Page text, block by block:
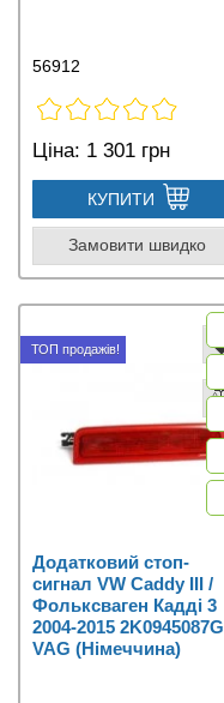
56912
Ціна: 1 301 грн
КУПИТИ
Замовити швидко
ТОП продажів!
Додатковий стоп-
сигнал VW Caddy III /
Фольксваген Кадді 3
2004-2015 2K0945087G
VAG (Німеччина)